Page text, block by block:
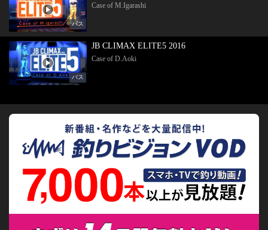
バス
Case of M.Igarashi
バス
JB CLIMAX ELITE5 2016
Case of D.Aoki